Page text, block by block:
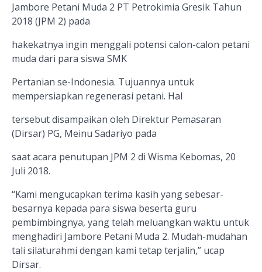
Jambore Petani Muda 2 PT Petrokimia Gresik Tahun
2018 (JPM 2) pada
hakekatnya ingin menggali potensi calon-calon petani
muda dari para siswa SMK
Pertanian se-Indonesia. Tujuannya untuk
mempersiapkan regenerasi petani. Hal
tersebut disampaikan oleh Direktur Pemasaran
(Dirsar) PG, Meinu Sadariyo pada
saat acara penutupan JPM 2 di Wisma Kebomas, 20
Juli 2018.
“Kami mengucapkan terima kasih yang sebesar-
besarnya kepada para siswa beserta guru
pembimbingnya, yang telah meluangkan waktu untuk
menghadiri Jambore Petani Muda 2. Mudah-mudahan
tali silaturahmi dengan kami tetap terjalin,” ucap
Dirsar.